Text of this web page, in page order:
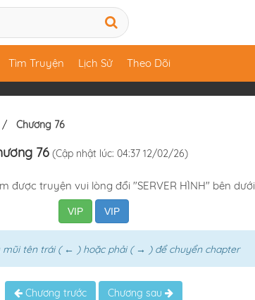
Tìm Truyện Lịch Sử Theo Dõi
Chương 76
76 (Cập nhật lúc: 04:37 12/02/26)
được truyện vui lòng đổi "SERVER HÌNH" bên dưới
VIP VIP
mũi tên trái ( ← ) hoặc phải ( → ) để chuyển chapter
Chương trước Chương sau